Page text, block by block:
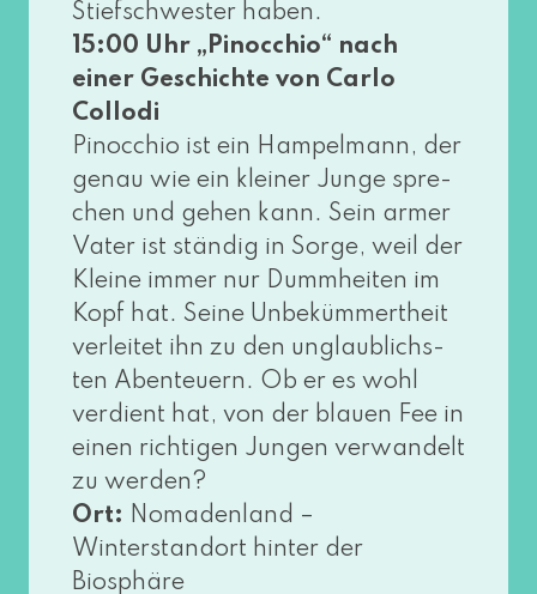
Stiefschwester haben.
15:00 Uhr „Pinocchio“ nach
einer Geschichte von Carlo
Collodi
Pinocchio ist ein Hampelmann, der
genau wie ein klei­ner Junge spre­
chen und gehen kann. Sein armer
Vater ist stän­dig in Sorge, weil der
Kleine immer nur Dummheiten im
Kopf hat. Seine Unbekümmertheit
ver­lei­tet ihn zu den unglaub­lichs­
ten Abenteuern. Ob er es wohl
ver­dient hat, von der blau­en Fee in
einen rich­ti­gen Jungen ver­wan­delt
zu wer­den?
Ort: Nomadenland –
Winterstandort hin­ter der
Biosphäre